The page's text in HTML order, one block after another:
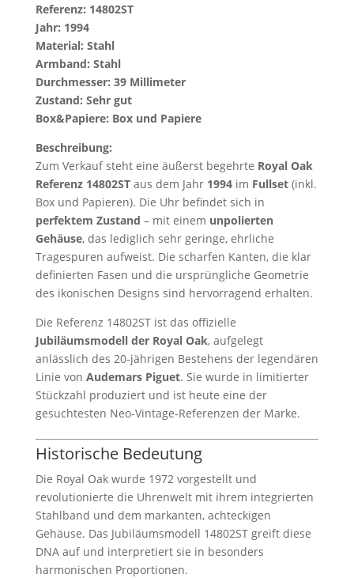
Referenz: 14802ST
Jahr: 1994
Material: Stahl
Armband: Stahl
Durchmesser: 39 Millimeter
Zustand: Sehr gut
Box&Papiere: Box und Papiere
Beschreibung:
Zum Verkauf steht eine äußerst begehrte Royal Oak
Referenz 14802STaus dem Jahr 1994im Fullset(inkl.
Box und Papieren). Die Uhr befindet sich in
perfektem Zustand – mit einem unpolierten
Gehäuse, das lediglich sehr geringe, ehrliche
Tragespuren aufweist. Die scharfen Kanten, die klar
definierten Fasen und die ursprüngliche Geometrie
des ikonischen Designs sind hervorragend erhalten.
Die Referenz 14802ST ist das offizielle
Jubiläumsmodell der Royal Oak, aufgelegt
anlässlich des 20-jährigen Bestehens der legendären
Linie von Audemars Piguet. Sie wurde in limitierter
Stückzahl produziert und ist heute eine der
gesuchtesten Neo-Vintage-Referenzen der Marke.
Historische Bedeutung
Die Royal Oak wurde 1972 vorgestellt und
revolutionierte die Uhrenwelt mit ihrem integrierten
Stahlband und dem markanten, achteckigen
Gehäuse. Das Jubiläumsmodell 14802ST greift diese
DNA auf und interpretiert sie in besonders
harmonischen Proportionen.